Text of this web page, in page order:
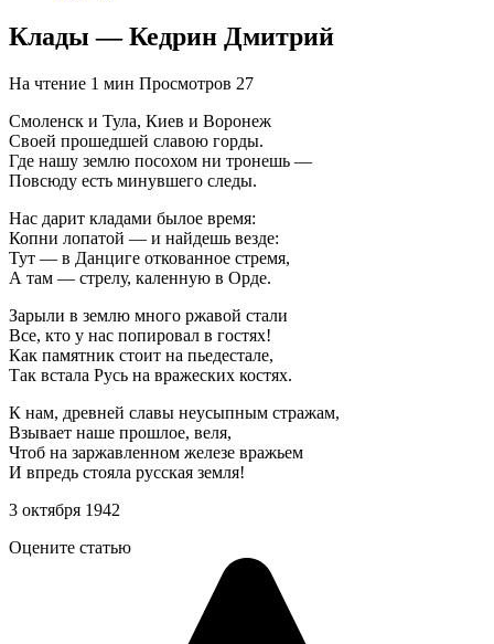
Клады — Кедрин Дмитрий
На чтение 1 мин Просмотров 27
Смоленск и Тула, Киев и Воронеж
Своей прошедшей славою горды.
Где нашу землю посохом ни тронешь —
Повсюду есть минувшего следы.
Нас дарит кладами былое время:
Копни лопатой — и найдешь везде:
Тут — в Данциге откованное стремя,
А там — стрелу, каленную в Орде.
Зарыли в землю много ржавой стали
Все, кто у нас попировал в гостях!
Как памятник стоит на пьедестале,
Так встала Русь на вражеских костях.
К нам, древней славы неусыпным стражам,
Взывает наше прошлое, веля,
Чтоб на заржавленном железе вражьем
И впредь стояла русская земля!
3 октября 1942
Оцените статью